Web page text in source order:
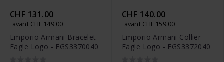
CHF 131.00
avant CHF 149.00
Emporio Armani Bracelet
Eagle Logo - EGS3370040
CHF 140.00
avant CHF 159.00
Emporio Armani Collier
Eagle Logo - EGS3372040